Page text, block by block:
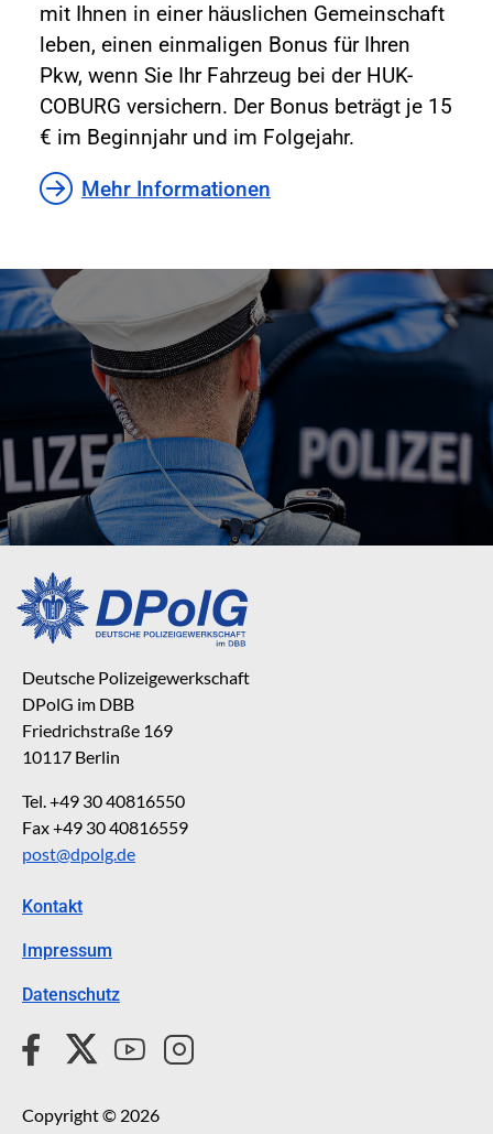
mit Ihnen in einer häuslichen Gemeinschaft
leben, einen einmaligen Bonus für Ihren
Pkw, wenn Sie Ihr Fahrzeug bei der HUK-
COBURG versichern. Der Bonus beträgt je 15
€ im Beginnjahr und im Folgejahr.
Mehr Informationen
Deutsche Polizeigewerkschaft
DPolG im DBB
Friedrichstraße 169
10117 Berlin
Tel. +49 30 40816550
Fax +49 30 40816559
post@dpolg.de
Kontakt
Impressum
Datenschutz
Copyright © 2026